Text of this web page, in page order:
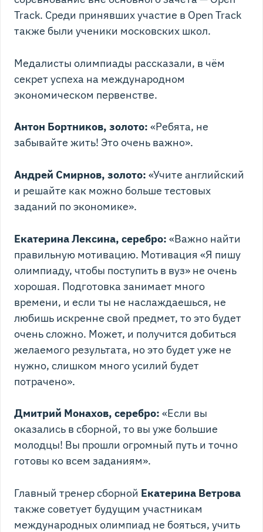
Track. Среди принявших участие в Open Track
также были ученики московских школ.
Медалисты олимпиады рассказали, в чём
секрет успеха на международном
экономическом первенстве.
Антон Бортников, золото: «Ребята, не
забывайте жить! Это очень важно».
Андрей Смирнов, золото: «Учите английский
и решайте как можно больше тестовых
заданий по экономике».
Екатерина Лексина, серебро: «Важно найти
правильную мотивацию. Мотивация «Я пишу
олимпиаду, чтобы поступить в вуз» не очень
хорошая. Подготовка занимает много
времени, и если ты не наслаждаешься, не
любишь искренне свой предмет, то это будет
очень сложно. Может, и получится добиться
желаемого результата, но это будет уже не
нужно, слишком много усилий будет
потрачено».
Дмитрий Монахов, серебро: «Если вы
оказались в сборной, то вы уже большие
молодцы! Вы прошли огромный путь и точно
готовы ко всем заданиям».
Главный тренер сборной Екатерина Ветрова
также советует будущим участникам
международных олимпиад не бояться, учить